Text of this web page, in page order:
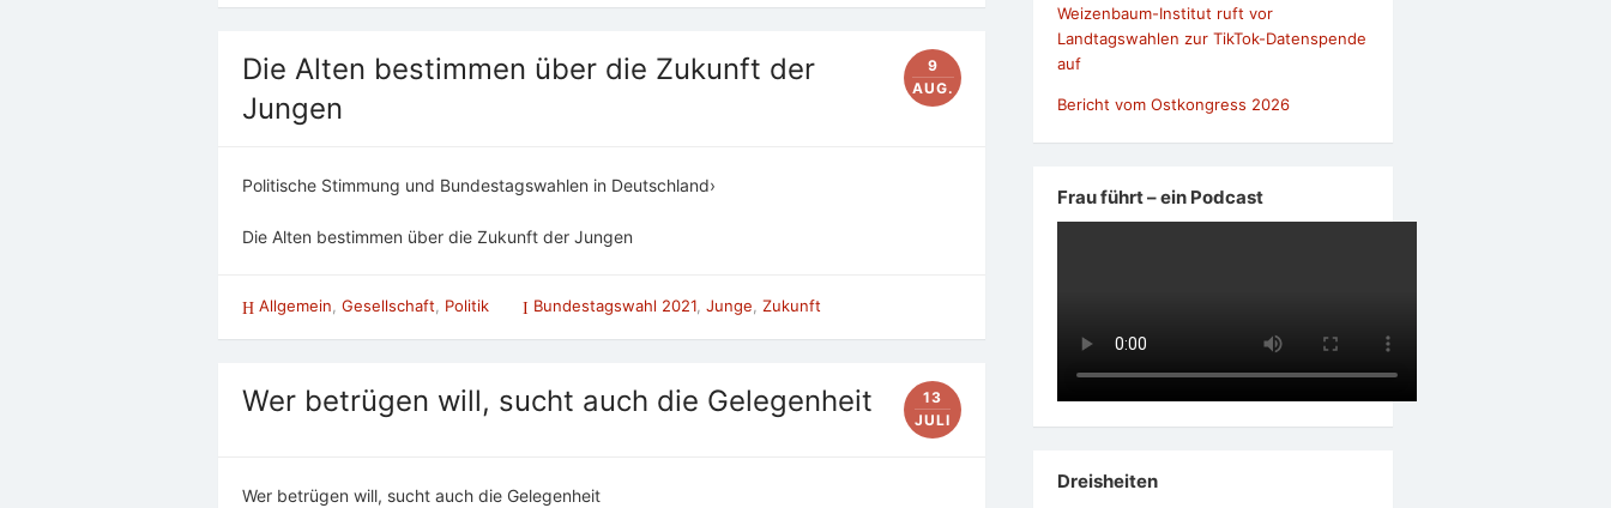
Die Alten bestimmen über die Zukunft der
Jungen
9
AUG.
Politische Stimmung und Bundestagswahlen in Deutschland›
Die Alten bestimmen über die Zukunft der Jungen
Allgemein Gesellschaft Politik Bundestagswahl 2021, Junge Zukunft
Wer betrügen will, sucht auch die Gelegenheit
13
JULI
Wer betrügen will, sucht auch die Gelegenheit
Weizenbaum-Institut ruft vor
Landtagswahlen zur TikTok-Datenspende
auf
Bericht vom Ostkongress 2026
Frau führt – ein Podcast
Dreisheiten